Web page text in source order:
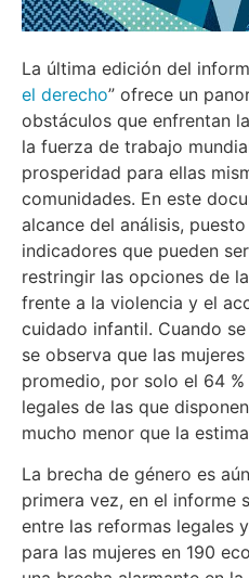
La última edición del
el derecho” ofrece un
obstáculos que enfrentan
la fuerza de trabajo
prosperidad para ellas
comunidades. En este
alcance del análisis,
indicadores que pueden
restringir las opciones de
frente a la violencia y el
cuidado infantil. Cuando
se observa que las
promedio, por solo el 64
legales de las que
mucho menor que la
La brecha de género es
primera vez, en el informe
entre las reformas legales
para las mujeres en 190